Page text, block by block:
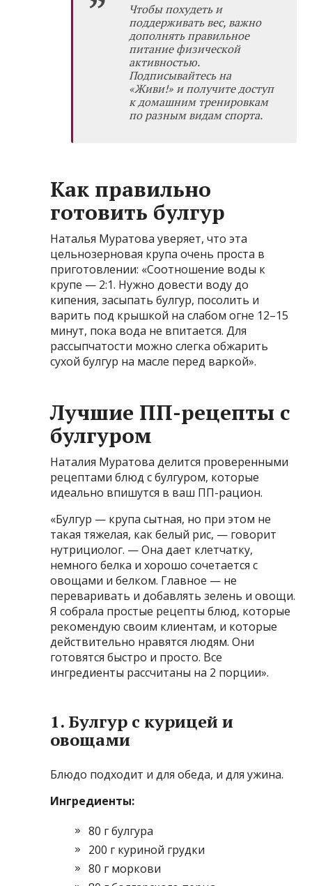
Чтобы похудеть и
поддерживать вес, важно
дополнять правильное
питание физической
активностью.
Подписывайтесь на
«Живи!»и получите доступ
к домашним тренировкам
по разным видам спорта.
Как правильно
готовить булгур
Наталья Муратова уверяет, что эта
цельнозерновая крупа очень проста в
приготовлении: «Соотношение воды к
крупе — 2:1. Нужно довести воду до
кипения, засыпать булгур, посолить и
варить под крышкой на слабом огне 12–15
минут, пока вода не впитается. Для
рассыпчатости можно слегка обжарить
сухой булгур на масле перед варкой».
Лучшие ПП-рецепты с
булгуром
Наталия Муратова делится проверенными
рецептами блюд с булгуром, которые
идеально впишутся в ваш ПП-рацион.
«Булгур — крупа сытная, но при этом не
такая тяжелая, как белый рис, — говорит
нутрициолог. — Она дает клетчатку,
немного белка и хорошо сочетается с
овощами и белком. Главное — не
переваривать и добавлять зелень и овощи.
Я собрала простые рецепты блюд, которые
рекомендую своим клиентам, и которые
действительно нравятся людям. Они
готовятся быстро и просто. Все
ингредиенты рассчитаны на 2 порции».
1. Булгур с курицей и
овощами
Блюдо подходит и для обеда, и для ужина.
Ингредиенты:
80 г булгура
200 г куриной грудки
80 г моркови